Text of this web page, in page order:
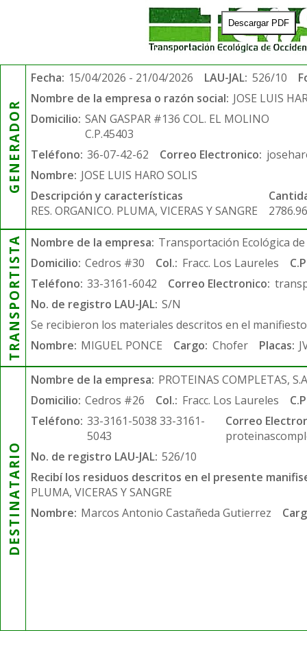
Descargar PDF
GENERADOR
Fecha: 15/04/2026 - 21/04/2026 LAU-JAL: 526/10
Nombre de la empresa o razón social: JOSE LUIS
Domicilio: SAN GASPAR #136 COL. EL MOLINO
C.P.45403
Teléfono: 36-07-42-62 Correo Electronico:
Nombre: JOSE LUIS HARO SOLIS
Descripción y características
RES. ORGANICO. PLUMA, VICERAS Y SANGRE
2786.96
TRANSPORTISTA Nombre de la empresa: Transportación Ecológica de
Domicilio: Cedros #30 Col.: Fracc. Los Laureles
Teléfono: 33-3161-6042 Correo Electronico:
No. de registro LAU-JAL: S/N
Se recibieron los materiales descritos en el
Nombre: MIGUEL PONCE Cargo: Chofer Placas:
DESTINATARIO
Nombre de la empresa: PROTEINAS COMPLETAS,
Domicilio: Cedros #26 Col.: Fracc. Los Laureles
Teléfono: 33-3161-5038 33-3161-
5043
Correo
No. de registro LAU-JAL: 526/10
Recibí los residuos descritos en el presente
PLUMA, VICERAS Y SANGRE
Nombre: Marcos Antonio Castañeda Gutierrez